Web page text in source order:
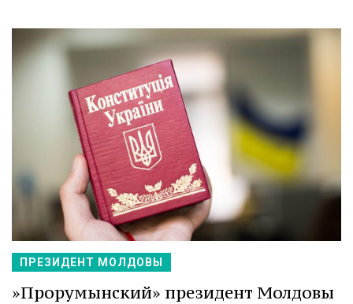
ПРЕЗИДЕНТ МОЛДОВЫ
»Прорумынский» президент Молдовы